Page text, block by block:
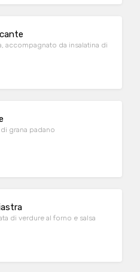
accompagnato da insalatina di
grana padano
di verdure al forno e salsa